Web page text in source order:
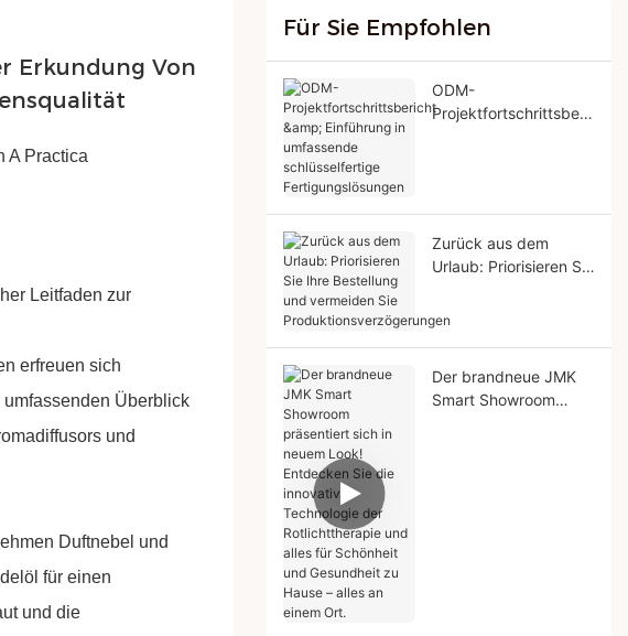
Erkundung Von
A Practica
Leitfaden zur
erfreuen sich
Überblick
und
Duftnebel und
für einen
und die
Für Sie Empfohlen
ODM-
Projektfortschrittsberi
Zurück aus dem
Urlaub: Priorisieren Sie
Der brandneue JMK
Smart Showroom